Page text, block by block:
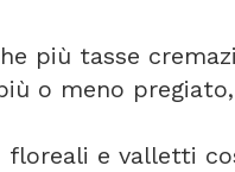
più tasse
o meno
floreali e valletti